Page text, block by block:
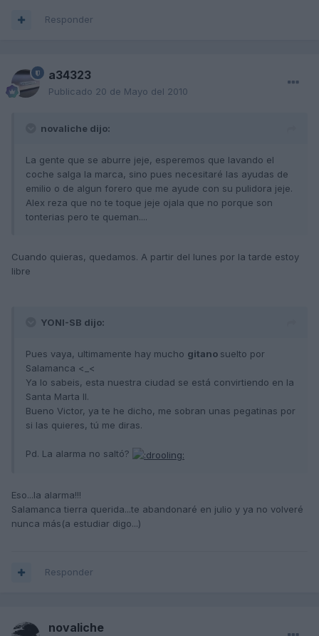
Responder
a34323
Publicado 20 de Mayo del 2010
novaliche dijo:
La gente que se aburre jeje, esperemos que lavando el
coche salga la marca, sino pues necesitaré las ayudas de
emilio o de algun forero que me ayude con su pulidora jeje.
Alex reza que no te toque jeje ojala que no porque son
tonterias pero te queman....
Cuando quieras, quedamos. A partir del lunes por la tarde estoy
libre
YONI-SB dijo:
Pues vaya, ultimamente hay mucho gitano suelto por
Salamanca <_<
Ya lo sabeis, esta nuestra ciudad se está convirtiendo en la
Santa Marta II.
Bueno Victor, ya te he dicho, me sobran unas pegatinas por
si las quieres, tú me diras.
Pd. La alarma no saltó?
Eso...la alarma!!!
Salamanca tierra querida...te abandonaré en julio y ya no volveré
nunca más(a estudiar digo...)
Responder
novaliche